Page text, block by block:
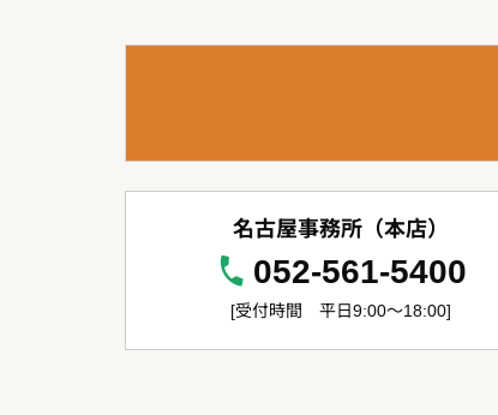
名古屋事務所（本店）
052-561-5400
[受付時間 平日9:00～18:00]